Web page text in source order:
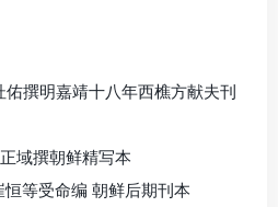
撰明嘉靖十八年西樵方献夫刊
域撰朝鲜精写本
等受命编 朝鲜后期刊本